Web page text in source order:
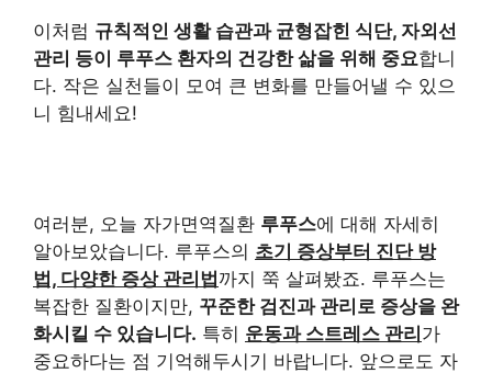
이처럼 규칙적인 생활 습관과 균형잡힌 식단, 자외선
관리 등이 루푸스 환자의 건강한 삶을 위해 중요합니
다. 작은 실천들이 모여 큰 변화를 만들어낼 수 있으
니 힘내세요!
여러분, 오늘 자가면역질환 루푸스에 대해 자세히
알아보았습니다. 루푸스의 초기 증상부터 진단 방
법, 다양한 증상 관리법까지 쭉 살펴봤죠. 루푸스는
복잡한 질환이지만, 꾸준한 검진과 관리로 증상을 완
화시킬 수 있습니다. 특히 운동과 스트레스 관리가
중요하다는 점 기억해두시기 바랍니다. 앞으로도 자